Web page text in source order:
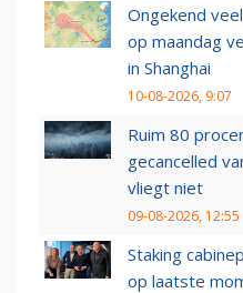
Ongekend
op maandag
in Shanghai
10-08-2026, 9:07
Ruim 80
gecancelled
vliegt niet
09-08-2026, 12:55
Staking
op laatste